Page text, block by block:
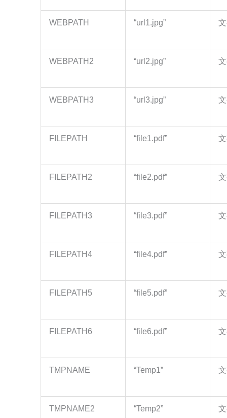
WEBPATH “url1.jpg”
WEBPATH2 “url2.jpg”
WEBPATH3 “url3.jpg”
FILEPATH “file1.pdf”
FILEPATH2 “file2.pdf”
FILEPATH3 “file3.pdf”
FILEPATH4 “file4.pdf”
FILEPATH5 “file5.pdf”
FILEPATH6 “file6.pdf”
TMPNAME “Temp1”
TMPNAME2 “Temp2”